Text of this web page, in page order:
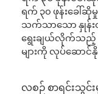
ရက် ၃၀ ဖုန်းခေါ်
သက်သာသော နှုန်းထ
ရွေးချယ်လိုက်သည့်
များကို လုပ်ဆော
လစဉ် စာရင်းသွင်